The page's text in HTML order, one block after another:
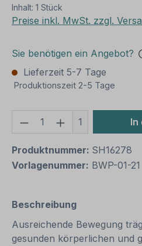
Inhalt: 1 Stück
Preise inkl. MwSt. zzgl.
Sie benötigen ein Angebot?
Lieferzeit 5-7 Tage
Produktionszeit 2-5 Tage
Produkt Anzahl:
1 In
Produktnummer: SH16278
Vorlagenummer: BWP-01-21
Beschreibung
Ausreichende Bewegung
gesunden körperlichen und